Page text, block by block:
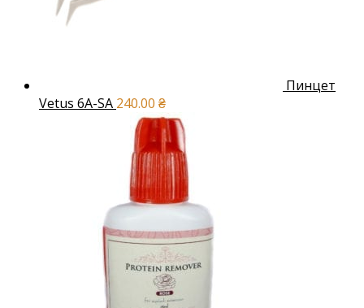
Пинцет
Vetus 6A-SA 240.00 ₴